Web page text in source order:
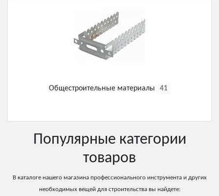
Общестроительные материалы 41
Популярные категории
товаров
В каталоге нашего магазина профессионального инструмента и других
необходимых вещей для строительства вы найдете: